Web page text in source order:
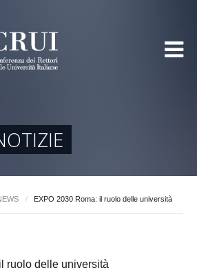
/ EXPO 2030 Roma: il ruolo delle università
ruolo delle università